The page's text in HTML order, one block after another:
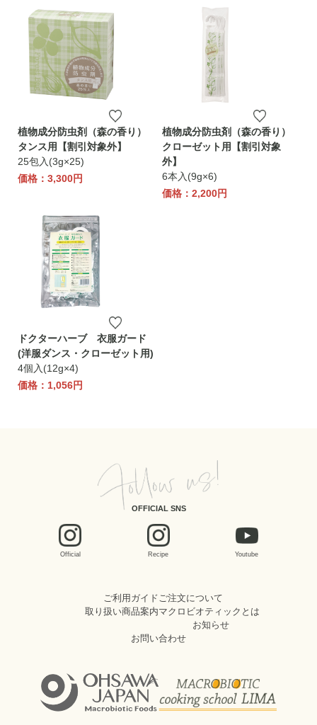
植物成分防虫剤（森の香り）
タンス用【割引対象外】
25包入(3g×25)
価格：3,300円
植物成分防虫剤（森の香り）
クローゼット用【割引対象
外】
6本入(9g×6)
価格：2,200円
ドクターハーブ 衣服ガード
(洋服ダンス・クローゼット用)
4個入(12g×4)
価格：1,056円
OFFICIAL SNS
Official Recipe Youtube
ご利用ガイドご注文について
取り扱い商品案内マクロビオティックとは
お知らせ
お問い合わせ